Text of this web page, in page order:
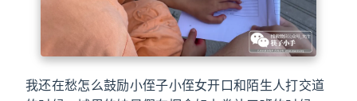
我还在愁怎么鼓励小侄子小侄女开口和陌生人打交道